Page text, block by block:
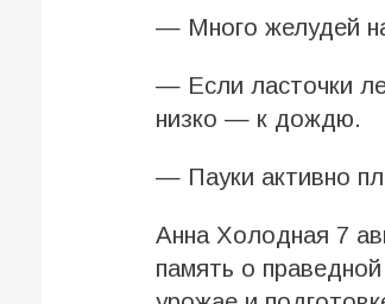
— Много желудей
— Если ласточки
низко — к дождю.
— Пауки активно
Анна Холодная 7
память о